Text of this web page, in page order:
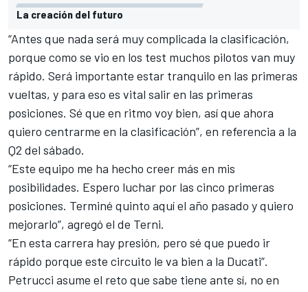
La creación del futuro
“Antes que nada será muy complicada la clasificación,
porque como se vio en los test muchos pilotos van muy
rápido. Será importante estar tranquilo en las primeras
vueltas, y para eso es vital salir en las primeras
posiciones. Sé que en ritmo voy bien, así que ahora
quiero centrarme en la clasificación”, en referencia a la
Q2 del sábado.
“Este equipo me ha hecho creer más en mis
posibilidades. Espero luchar por las cinco primeras
posiciones. Terminé quinto aquí el año pasado y quiero
mejorarlo”, agregó el de Terni.
“En esta carrera hay presión, pero sé que puedo ir
rápido porque este circuito le va bien a la Ducati”.
Petrucci asume el reto que sabe tiene ante sí, no en